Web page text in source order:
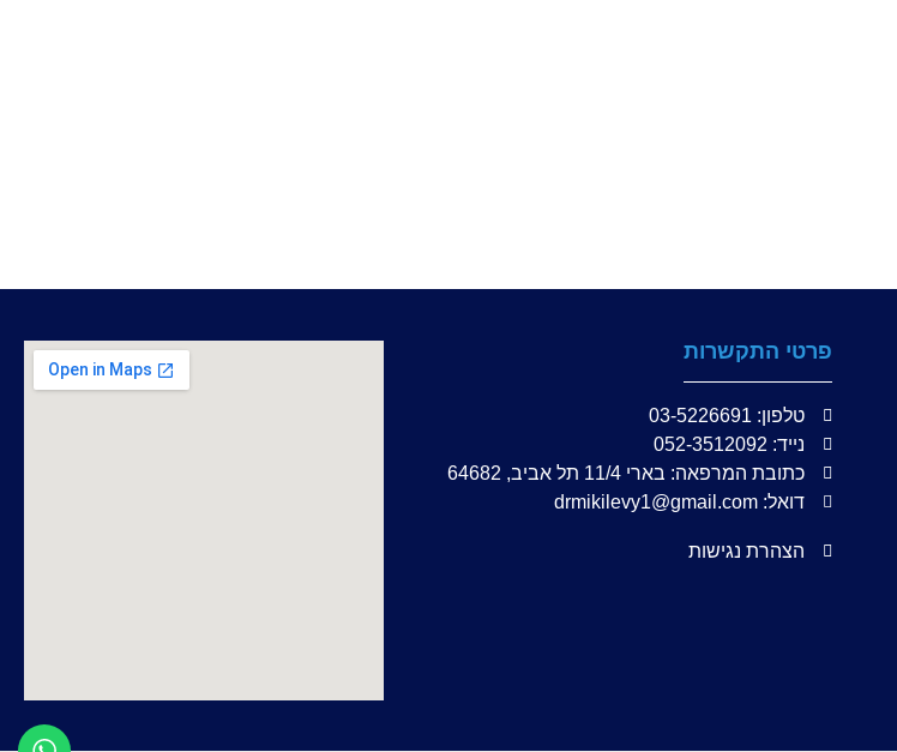
פרטי התקשרות
טלפון: 03-5226691
נייד: 052-3512092
כתובת המרפאה: בארי 11/4 תל אביב, 64682
דואל: drmikilevy1@gmail.com
הצהרת נגישות